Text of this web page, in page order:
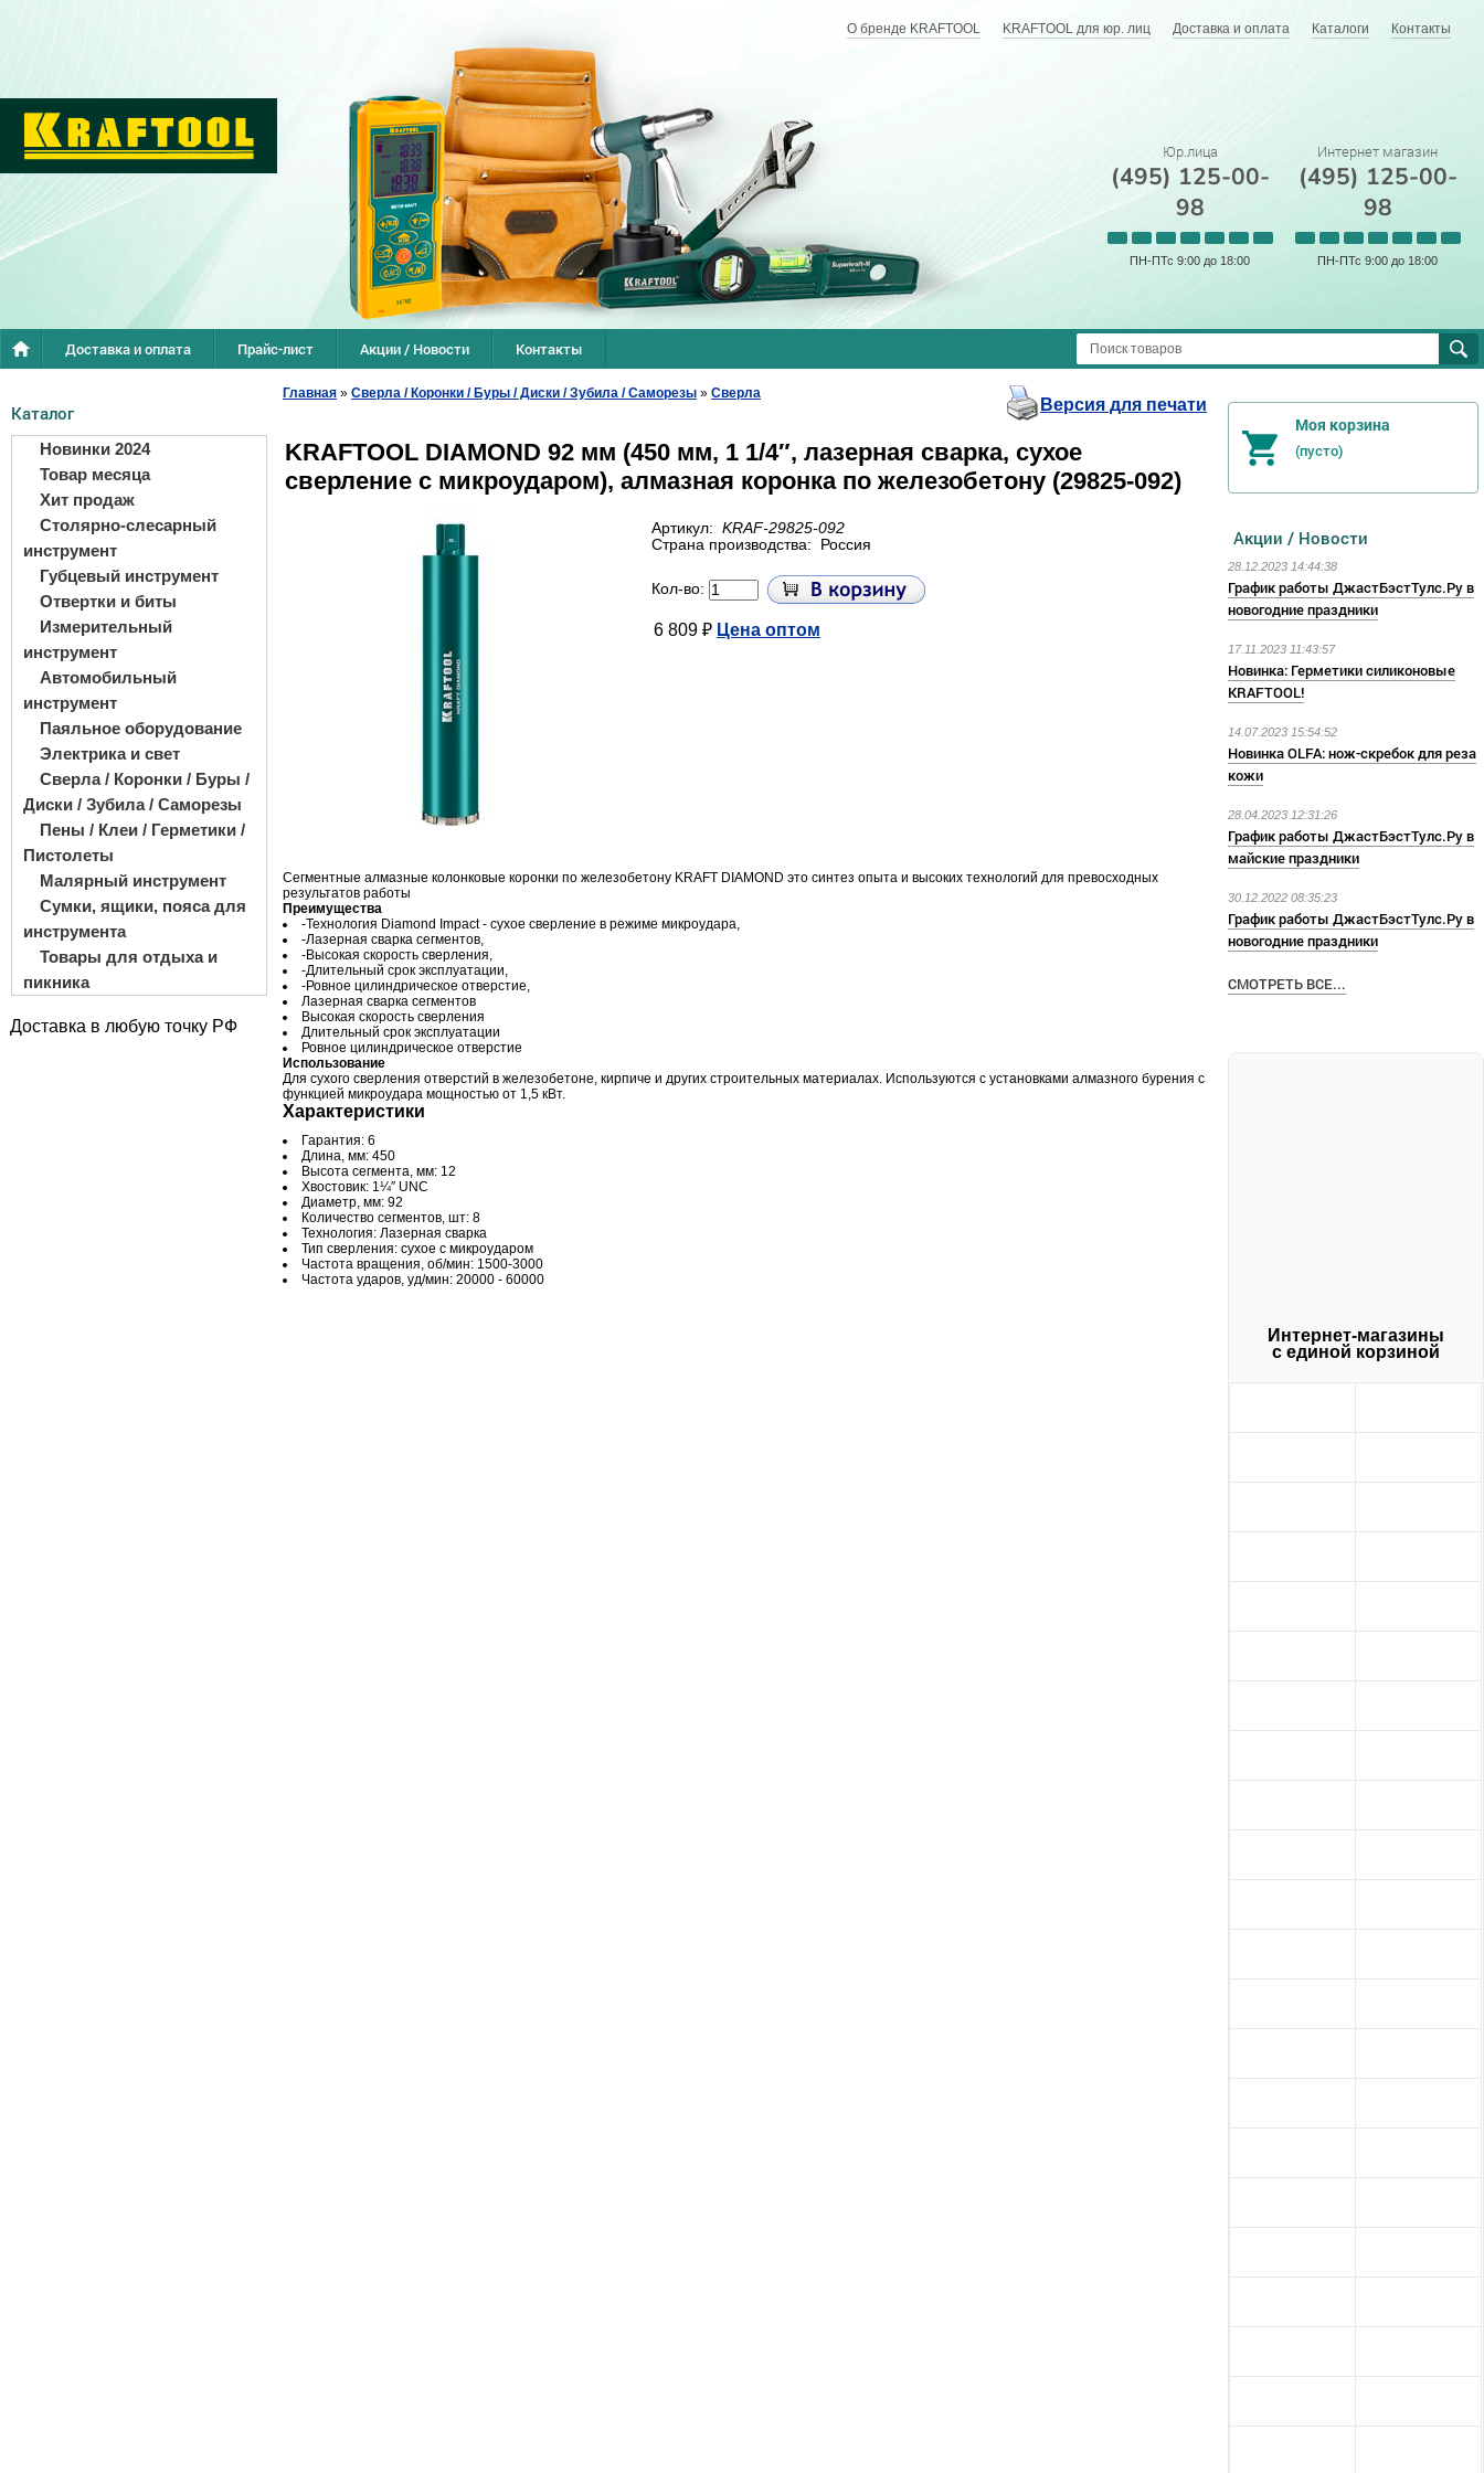
О бренде KRAFTOOL KRAFTOOL для юр. лиц Доставка и оплата Каталоги Контакты
Юр.лица
(495) 125-00-
98
ПН-ПТс 9:00 до 18:00
Интернет магазин
(495) 125-00-
98
ПН-ПТс 9:00 до 18:00
Доставка и оплата Прайс-лист Акции / Новости Контакты
Каталог
Новинки 2024
Товар месяца
Хит продаж
Столярно-слесарный
инструмент
Губцевый инструмент
Отвертки и биты
Измерительный
инструмент
Автомобильный
инструмент
Паяльное оборудование
Электрика и свет
Сверла / Коронки / Буры /
Диски / Зубила / Саморезы
Пены / Клеи / Герметики /
Пистолеты
Малярный инструмент
Сумки, ящики, пояса для
инструмента
Товары для отдыха и
пикника
Доставка в любую точку РФ
Главная » Сверла / Коронки / Буры / Диски / Зубила / Саморезы » Сверла
Версия для печати
KRAFTOOL DIAMOND 92 мм (450 мм, 1 1/4″, лазерная сварка, сухое
сверление с микроударом), алмазная коронка по железобетону (29825-092)
Артикул: KRAF-29825-092
Страна производства:
Россия
Кол-во:
6 809 ₽ Цена оптом
Сегментные алмазные колонковые коронки по железобетону KRAFT DIAMOND это синтез опыта и высоких технологий для превосходных
результатов работы
Преимущества
-Технология Diamond Impact - сухое сверление в режиме микроудара,
-Лазерная сварка сегментов,
-Высокая скорость сверления,
-Длительный срок эксплуатации,
-Ровное цилиндрическое отверстие,
Лазерная сварка сегментов
Высокая скорость сверления
Длительный срок эксплуатации
Ровное цилиндрическое отверстие
Использование
Для сухого сверления отверстий в железобетоне, кирпиче и других строительных материалах. Используются с установками алмазного бурения с
функцией микроудара мощностью от 1,5 кВт.
Характеристики
Гарантия: 6
Длина, мм: 450
Высота сегмента, мм: 12
Хвостовик: 1¼″ UNC
Диаметр, мм: 92
Количество сегментов, шт: 8
Технология: Лазерная сварка
Тип сверления: сухое с микроударом
Частота вращения, об/мин: 1500-3000
Частота ударов, уд/мин: 20000 - 60000
Моя корзина
(пусто)
Акции / Новости
28.12.2023 14:44:38
График работы ДжастБэстТулс.Ру в
новогодние праздники
17.11.2023 11:43:57
Новинка: Герметики силиконовые
KRAFTOOL!
14.07.2023 15:54:52
Новинка OLFA: нож-скребок для реза
кожи
28.04.2023 12:31:26
График работы ДжастБэстТулс.Ру в
майские праздники
30.12.2022 08:35:23
График работы ДжастБэстТулс.Ру в
новогодние праздники
СМОТРЕТЬ ВСЕ...
Интернет-магазины
с единой корзиной